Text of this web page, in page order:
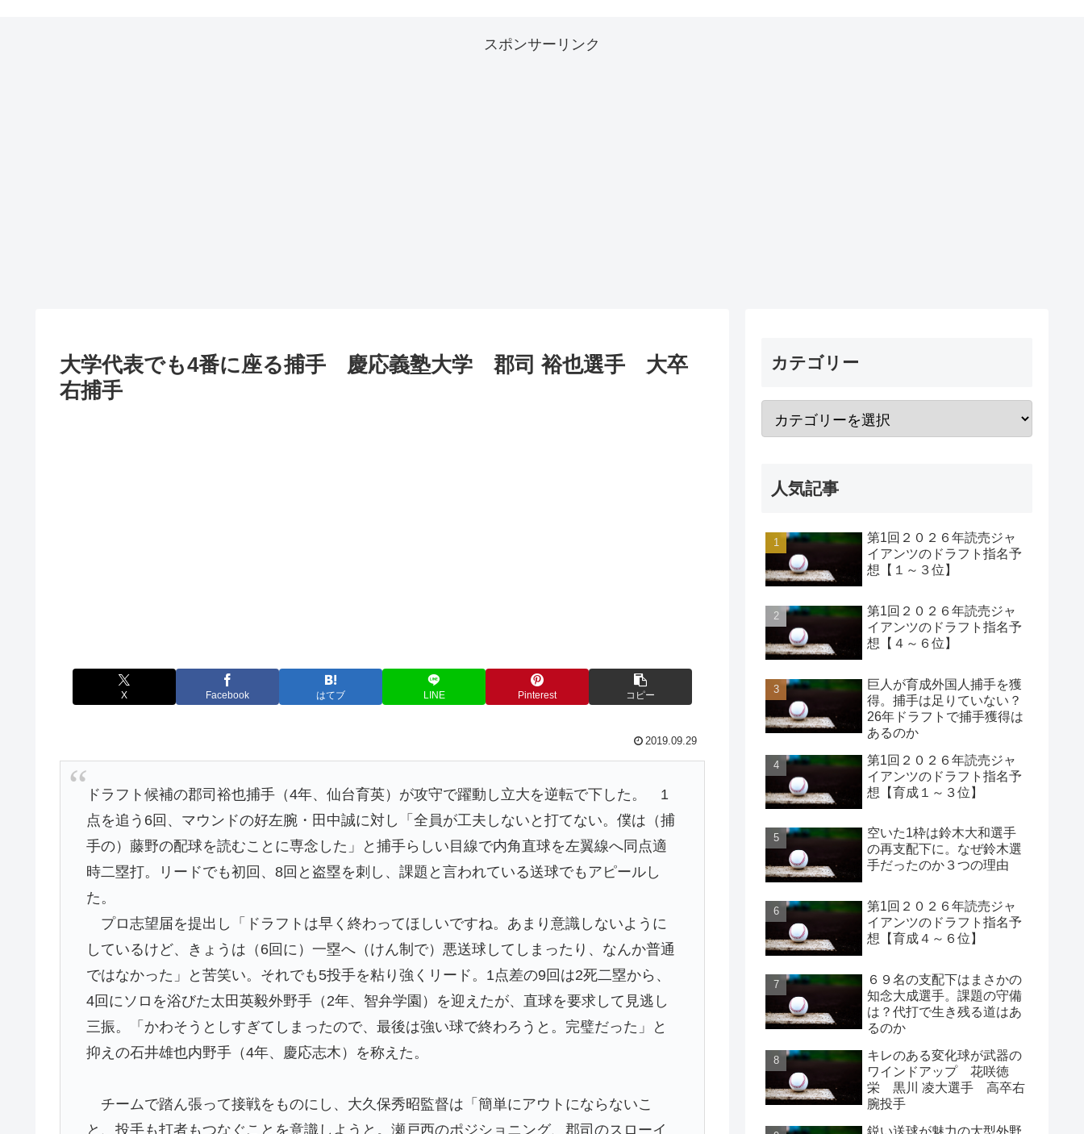
スポンサーリンク
大学代表でも4番に座る捕手 慶応義塾大学 郡司 裕也選手 大卒
右捕手
X Facebook はてブ LINE Pinterest コピー
2019.09.29
ドラフト候補の郡司裕也捕手（4年、仙台育英）が攻守で躍動し立大を逆転で下した。 1
点を追う6回、マウンドの好左腕・田中誠に対し「全員が工夫しないと打てない。僕は（捕
手の）藤野の配球を読むことに専念した」と捕手らしい目線で内角直球を左翼線へ同点適
時二塁打。リードでも初回、8回と盗塁を刺し、課題と言われている送球でもアピールし
た。
プロ志望届を提出し「ドラフトは早く終わってほしいですね。あまり意識しないように
しているけど、きょうは（6回に）一塁へ（けん制で）悪送球してしまったり、なんか普通
ではなかった」と苦笑い。それでも5投手を粘り強くリード。1点差の9回は2死二塁から、
4回にソロを浴びた太田英毅外野手（2年、智弁学園）を迎えたが、直球を要求して見逃し
三振。「かわそうとしすぎてしまったので、最後は強い球で終わろうと。完璧だった」と
抑えの石井雄也内野手（4年、慶応志木）を称えた。
チームで踏ん張って接戦をものにし、大久保秀昭監督は「簡単にアウトにならないこ
と、投手も打者もつなぐことを意識しようと。瀬戸西のポジショニング、郡司のスローイ
カテゴリー
人気記事
第1回２０２６年読売ジャ
イアンツのドラフト指名予
想【１～３位】
第1回２０２６年読売ジャ
イアンツのドラフト指名予
想【４～６位】
巨人が育成外国人捕手を獲
得。捕手は足りていない？
26年ドラフトで捕手獲得は
あるのか
第1回２０２６年読売ジャ
イアンツのドラフト指名予
想【育成１～３位】
空いた1枠は鈴木大和選手
の再支配下に。なぜ鈴木選
手だったのか３つの理由
第1回２０２６年読売ジャ
イアンツのドラフト指名予
想【育成４～６位】
６９名の支配下はまさかの
知念大成選手。課題の守備
は？代打で生き残る道はあ
るのか
キレのある変化球が武器の
ワインドアップ 花咲徳
栄 黒川 凌大選手 高卒右
腕投手